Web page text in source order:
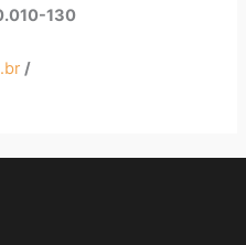
130
/